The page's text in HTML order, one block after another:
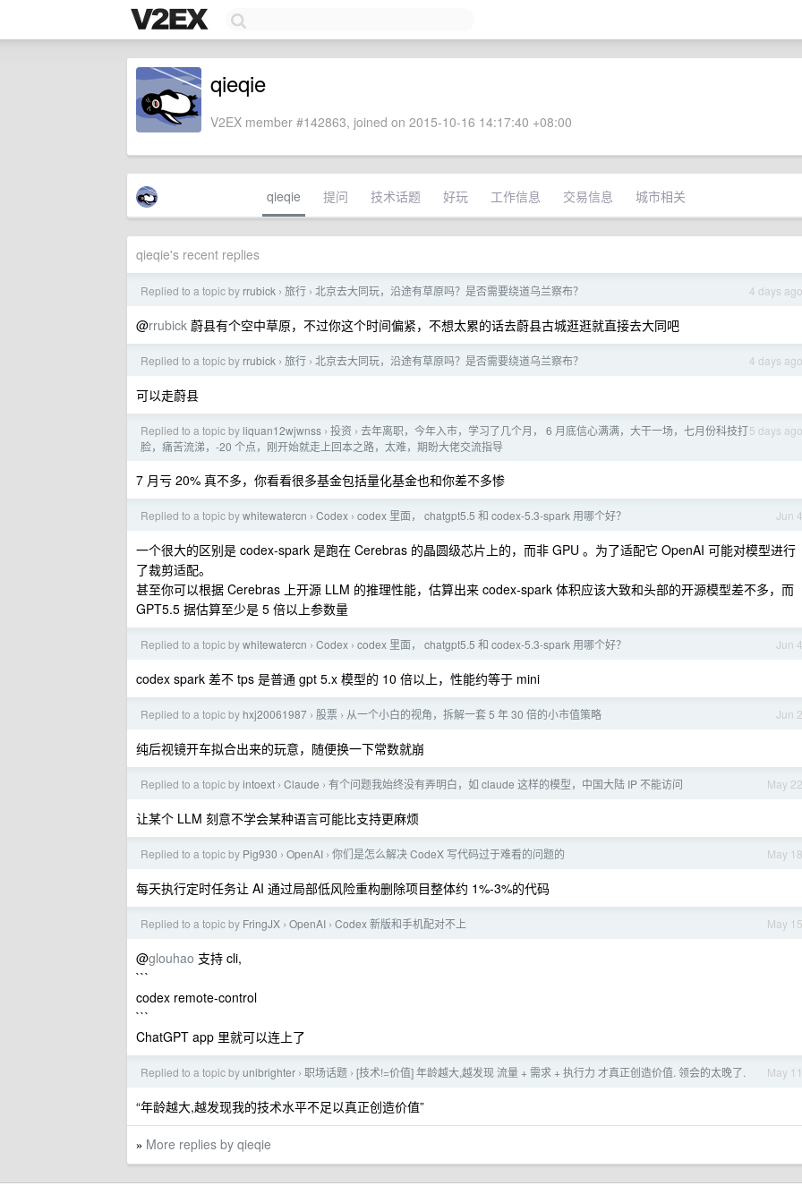
qieqie
V2EX member #142863, joined on 2015-10-16 14:17:40 +08:00
qieqie 提问 技术话题 好玩 工作信息 交易信息 城市相关
qieqie's recent replies
4 days ago
Replied to a topic by rrubick › 旅行 › 北京去大同玩，沿途有草原吗？是否需要绕道乌兰察布？
@rrubick 蔚县有个空中草原，不过你这个时间偏紧，不想太累的话去蔚县古城逛逛就直接去大同吧
4 days ago
Replied to a topic by rrubick › 旅行 › 北京去大同玩，沿途有草原吗？是否需要绕道乌兰察布？
可以走蔚县
5 days ago
Replied to a topic by liquan12wjwnss › 投资 › 去年离职，今年入市，学习了几个月， 6 月底信心满满，大干一场，七月份科技打
脸，痛苦流涕，-20 个点，刚开始就走上回本之路，太难，期盼大佬交流指导
7 月亏 20% 真不多，你看看很多基金包括量化基金也和你差不多惨
Jun 4
Replied to a topic bywhitewatercn › Codex › codex 里面， chatgpt5.5 和 codex-5.3-spark 用哪个好？
一个很大的区别是 codex-spark 是跑在 Cerebras 的晶圆级芯片上的，而非 GPU 。为了适配它 OpenAI 可能对模型进行
了裁剪适配。
甚至你可以根据 Cerebras 上开源 LLM 的推理性能，估算出来 codex-spark 体积应该大致和头部的开源模型差不多，而
GPT5.5 据估算至少是 5 倍以上参数量
Jun 4
Replied to a topic bywhitewatercn › Codex › codex 里面， chatgpt5.5 和 codex-5.3-spark 用哪个好？
codex spark 差不 tps 是普通 gpt 5.x 模型的 10 倍以上，性能约等于 mini
Jun 2
Replied to a topic by hxj20061987 › 股票 › 从一个小白的视角，拆解一套 5 年 30 倍的小市值策略
纯后视镜开车拟合出来的玩意，随便换一下常数就崩
May 22
Replied to a topic byintoext › Claude › 有个问题我始终没有弄明白，如 claude 这样的模型，中国大陆 IP 不能访问
让某个 LLM 刻意不学会某种语言可能比支持更麻烦
May 18
Replied to a topic by Pig930 › OpenAI › 你们是怎么解决 CodeX 写代码过于难看的问题的
每天执行定时任务让 AI 通过局部低风险重构删除项目整体约 1%-3%的代码
May 15
Replied to a topic by FringJX › OpenAI › Codex 新版和手机配对不上
@glouhao 支持 cli,
```
codex remote-control
```
ChatGPT app 里就可以连上了
May 11
Replied to a topic byunibrighter › 职场话题 › [技术!=价值] 年龄越大,越发现 流量 + 需求 + 执行力 才真正创造价值. 领会的太晚了.
“年龄越大,越发现我的技术水平不足以真正创造价值”
» More replies by qieqie